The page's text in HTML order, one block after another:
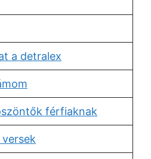
a detralex
férfiaknak